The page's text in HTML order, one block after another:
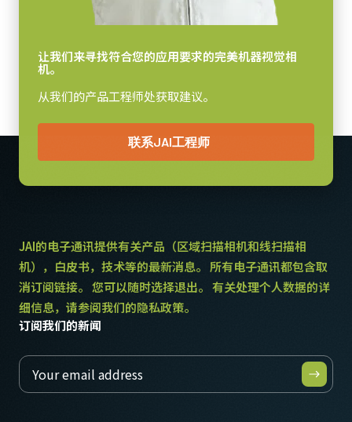
让我们来寻找符合您的应用要求的完美机器视觉相
机。
从我们的产品工程师处获取建议。
联系JAI工程师
JAI的电子通讯提供有关产品（区域扫描相机和线扫描相
机），白皮书，技术等的最新消息。 所有电子通讯都包含取
消订阅链接。 您可以随时选择退出。 有关处理个人数据的详
细信息，请参阅我们的隐私政策。
订阅我们的新闻